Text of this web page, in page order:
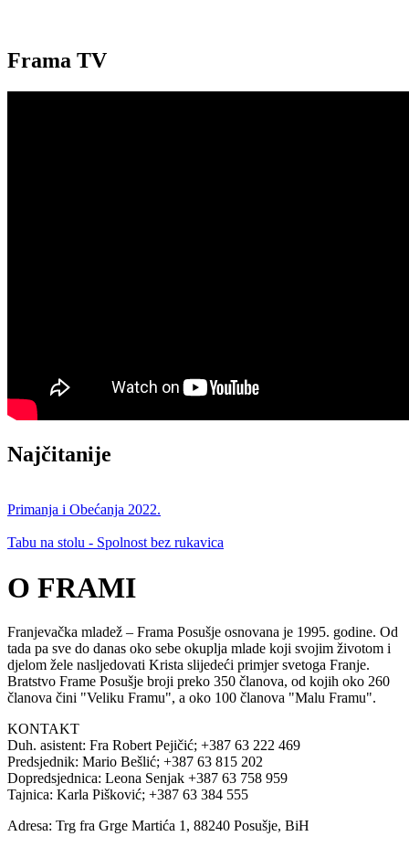
Frama TV
Najčitanije
Primanja i Obećanja 2022.
Tabu na stolu - Spolnost bez rukavica
O FRAMI
Franjevačka mladež – Frama Posušje osnovana je 1995. godine. Od
tada pa sve do danas oko sebe okuplja mlade koji svojim životom i
djelom žele nasljedovati Krista slijedeći primjer svetoga Franje.
Bratstvo Frame Posušje broji preko 350 članova, od kojih oko 260
članova čini "Veliku Framu", a oko 100 članova "Malu Framu".
KONTAKT
Duh. asistent: Fra Robert Pejičić; +387 63 222 469
Predsjednik: Mario Bešlić; +387 63 815 202
Dopredsjednica: Leona Senjak +387 63 758 959
Tajnica: Karla Pišković; +387 63 384 555
Adresa: Trg fra Grge Martića 1, 88240 Posušje, BiH